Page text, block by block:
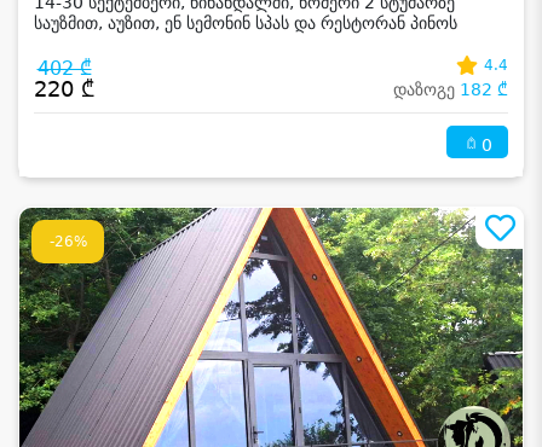
საუზმით, აუზით, ენ სემონინ სპას და რესტორან პინოს
402 ₾
220 ₾
4.4
დაზოგე 182 ₾
0
-26%